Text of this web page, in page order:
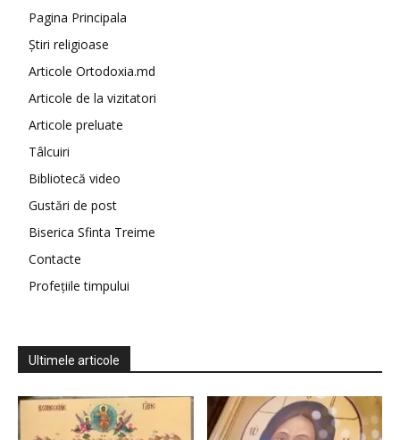
Pagina Principala
Știri religioase
Articole Ortodoxia.md
Articole de la vizitatori
Articole preluate
Tâlcuiri
Bibliotecă video
Gustări de post
Biserica Sfinta Treime
Contacte
Profețiile timpului
Ultimele articole